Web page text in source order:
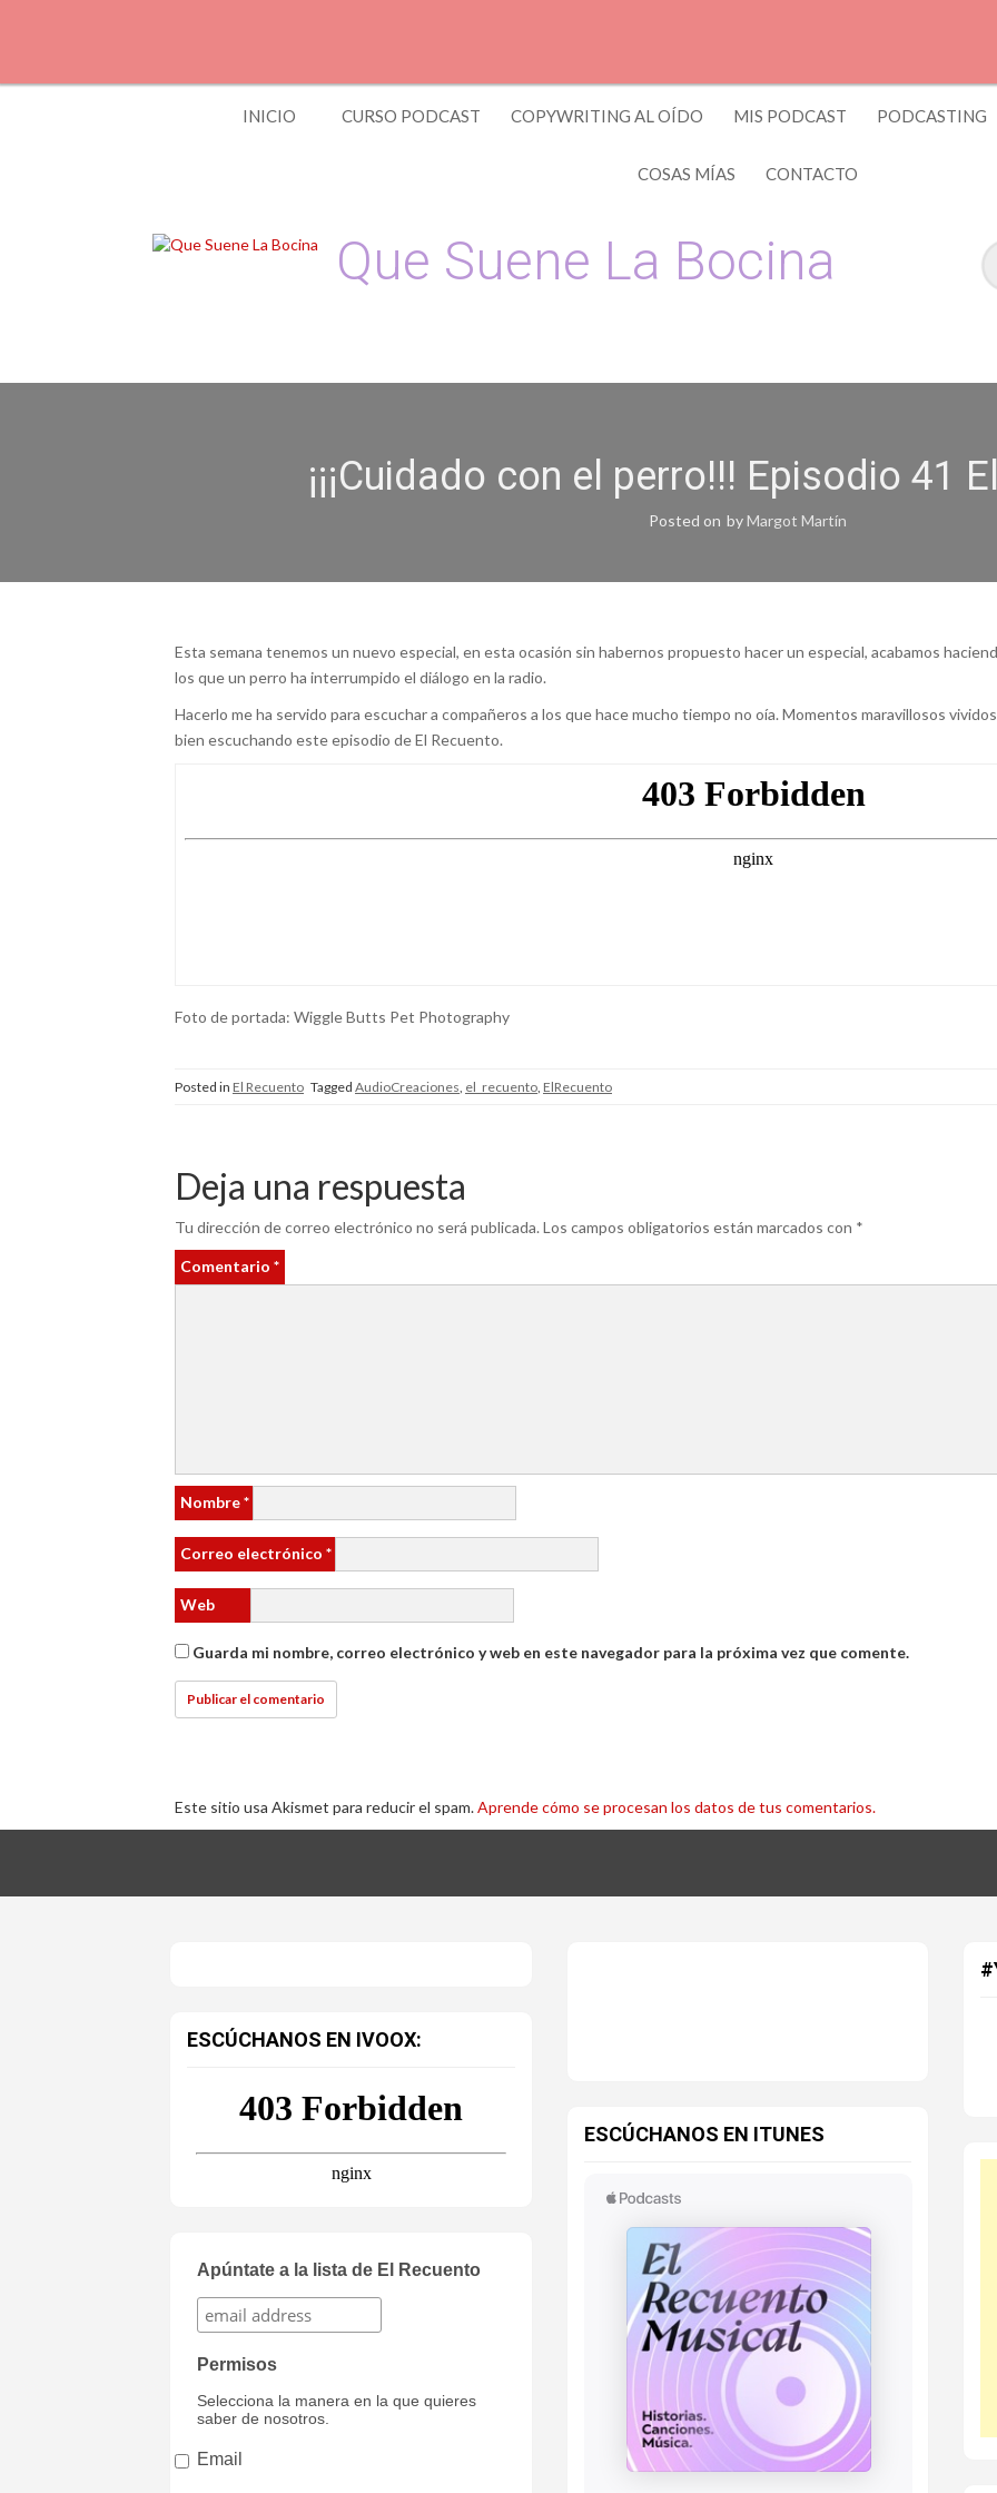
INICIO CURSO PODCAST COPYWRITING AL OÍDO MIS PODCAST PODCASTING
COSAS MÍAS CONTACTO
Que Suene La Bocina
¡¡¡Cuidado con el perro!!! Episodio 41
Posted on byMargot Martín
Esta semana tenemos un nuevo especial, en esta ocasión sin habernos propuesto hacer un especial, acabamos
los que un perro ha interrumpido el diálogo en la radio.
Hacerlo me ha servido para escuchar a compañeros a los que hace mucho tiempo no oía. Momentos maravillosos
bien escuchando este episodio de El Recuento.
Foto de portada: Wiggle Butts Pet Photography
Posted in El Recuento Tagged AudioCreaciones, el_recuento, ElRecuento
Deja una respuesta
Tu dirección de correo electrónico no será publicada. Los campos obligatorios están marcados con *
Comentario *
Nombre*
Correo electrónico *
Web
Guarda mi nombre, correo electrónico y web en este navegador para la próxima vez que comente.
Este sitio usa Akismet para reducir el spam.Aprende cómo se procesan los datos de tus comentarios.
ESCÚCHANOS EN IVOOX:
Apúntate a la lista de El Recuento
Permisos
Selecciona la manera en la que quieres
saber de nosotros.
Email
ESCÚCHANOS EN ITUNES